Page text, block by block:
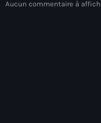
Aucun commentaire à